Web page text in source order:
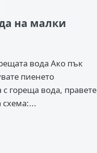
на малки
вода Ако пък
пиенето
с гореща вода, правете
схема:...